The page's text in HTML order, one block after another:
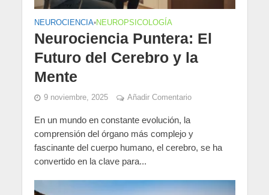
NEUROCIENCIA•NEUROPSICOLOGÍA
Neurociencia Puntera: El
Futuro del Cerebro y la
Mente
9 noviembre, 2025 Añadir Comentario
En un mundo en constante evolución, la
comprensión del órgano más complejo y
fascinante del cuerpo humano, el cerebro, se ha
convertido en la clave para...